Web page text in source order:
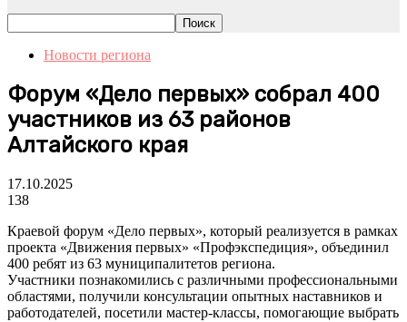
Новости региона
Форум «Дело первых» собрал 400
участников из 63 районов
Алтайского края
17.10.2025
138
Краевой форум «Дело первых», который реализуется в рамках
проекта «Движения первых» «Профэкспедиция», объединил
400 ребят из 63 муниципалитетов региона.
Участники познакомились с различными профессиональными
областями, получили консультации опытных наставников и
работодателей, посетили мастер-классы, помогающие выбрать